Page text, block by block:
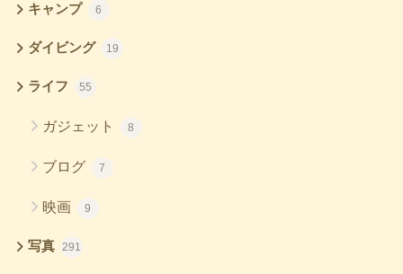
キャンプ 6
ダイビング 19
ライフ 55
ガジェット 8
ブログ 7
映画 9
写真 291